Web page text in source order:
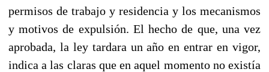
permisos de trabajo y residencia y los mecanismos
y motivos de expulsión. El hecho de que, una vez
aprobada, la ley tardara un año en entrar en vigor,
indica a las claras que en aquel momento no existía